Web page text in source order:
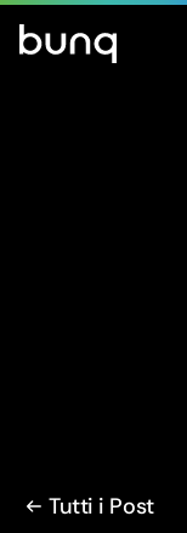
Tutti i Post